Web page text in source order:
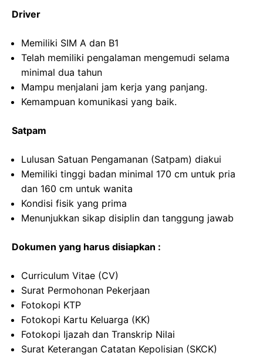
Driver
Memiliki SIM A dan B1
Telah memiliki pengalaman mengemudi selama
minimal dua tahun
Mampu menjalani jam kerja yang panjang.
Kemampuan komunikasi yang baik.
Satpam
Lulusan Satuan Pengamanan (Satpam) diakui
Memiliki tinggi badan minimal 170 cm untuk pria
dan 160 cm untuk wanita
Kondisi fisik yang prima
Menunjukkan sikap disiplin dan tanggung jawab
Dokumen yang harus disiapkan :
Curriculum Vitae (CV)
Surat Permohonan Pekerjaan
Fotokopi KTP
Fotokopi Kartu Keluarga (KK)
Fotokopi Ijazah dan Transkrip Nilai
Surat Keterangan Catatan Kepolisian (SKCK)